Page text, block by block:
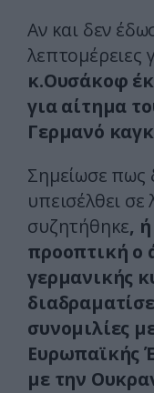
Αν και δεν
λεπτομέρειες
κ.Ουσάκοφ
για αίτημα
Γερμανό
Σημείωσε πως
υπεισέλθει σε
συζητήθηκε,
προοπτική ο
γερμανικής
συνομιλίες
Ευρωπαϊκής
με την